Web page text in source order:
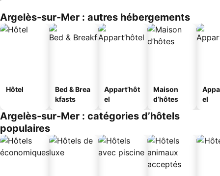
Argelès-sur-Mer : autres hébergements
Hôtel
Bed & Brea
kfasts
Appart’hôt
el
Maison
d’hôtes
el
Argelès-sur-Mer : catégories d’hôtels
populaires